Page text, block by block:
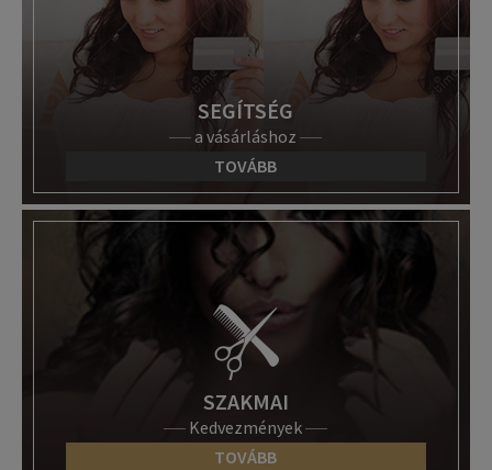
SEGÍTSÉG
a vásárláshoz
TOVÁBB
SZAKMAI
Kedvezmények
TOVÁBB